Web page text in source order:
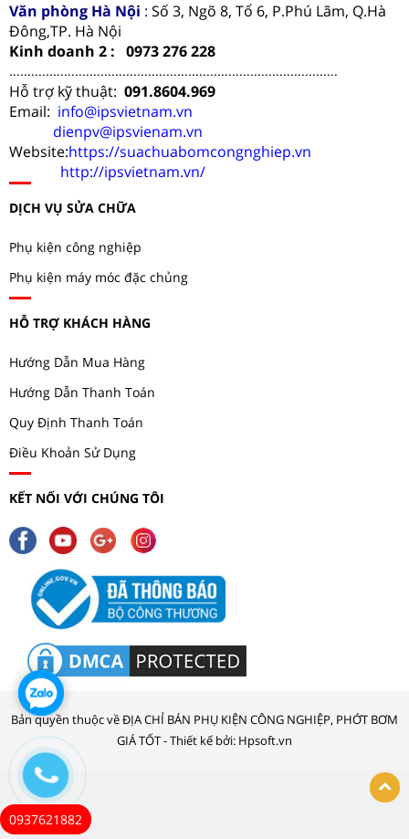
Văn phòng Hà Nội : Số 3, Ngõ 8, Tổ 6, P.Phú Lãm, Q.Hà
Đông,TP. Hà Nội
Kinh doanh 2 : 0973 276 228
..........................................................................................
Hỗ trợ kỹ thuật: 091.8604.969
Email: info@ipsvietnam.vn
dienpv@ipsvienam.vn
Website:https://suachuabomcongnghiep.vn
http://ipsvietnam.vn/
DỊCH VỤ SỬA CHỮA
Phụ kiện công nghiệp
Phụ kiện máy móc đặc chủng
HỖ TRỢ KHÁCH HÀNG
Hướng Dẫn Mua Hàng
Hướng Dẫn Thanh Toán
Quy Định Thanh Toán
Điều Khoản Sử Dụng
KẾT NỐI VỚI CHÚNG TÔI
Bản quyền thuộc về ĐỊA CHỈ BÁN PHỤ KIỆN CÔNG NGHIỆP, PHỚT BƠM
GIÁ TỐT - Thiết kế bởi: Hpsoft.vn
0937621882